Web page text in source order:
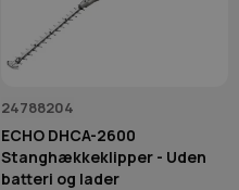
24788204
ECHO DHCA-2600
Stanghækkeklipper - Uden
batteri og lader